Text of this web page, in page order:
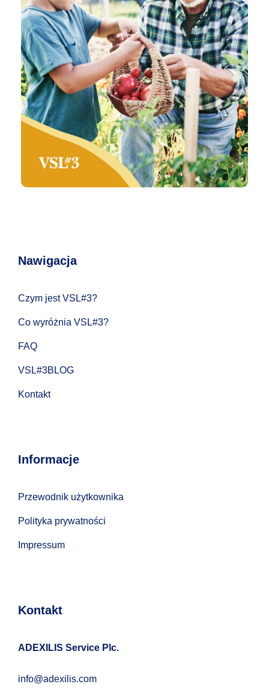
Nawigacja
Czym jest VSL#3?
Co wyróżnia VSL#3?
FAQ
VSL#3BLOG
Kontakt
Informacje
Przewodnik użytkownika
Polityka prywatności
Impressum
Kontakt
ADEXILIS Service Plc.
info@adexilis.com